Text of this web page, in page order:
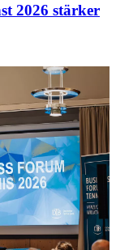
2026 stärker